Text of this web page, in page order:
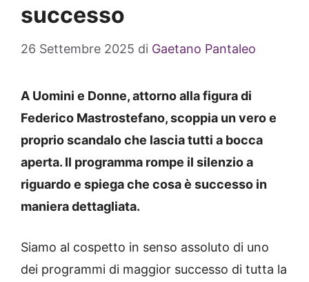
successo
26 Settembre 2025 di Gaetano Pantaleo
A Uomini e Donne, attorno alla figura di
Federico Mastrostefano, scoppia un vero e
proprio scandalo che lascia tutti a bocca
aperta. Il programma rompe il silenzio a
riguardo e spiega che cosa è successo in
maniera dettagliata.
Siamo al cospetto in senso assoluto di uno
dei programmi di maggior successo di tutta la